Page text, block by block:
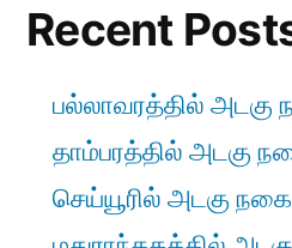
Recent
பல்லாவரத்தில் அடகு
தாம்பரத்தில் அடகு
செய்யூரில் அடகு